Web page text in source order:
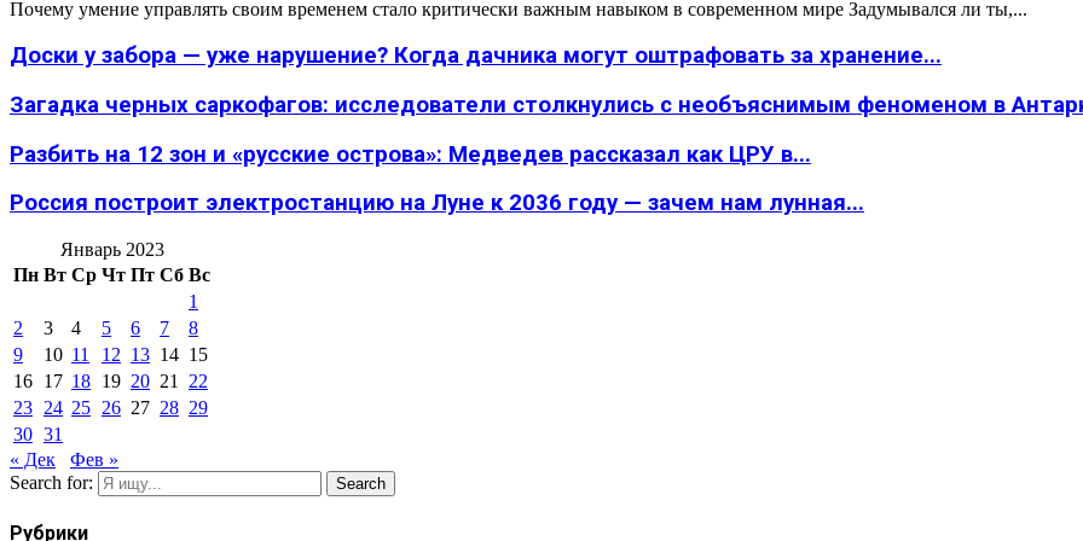
Почему умение управлять своим временем стало критически важным навыком в современном мире Задумывался ли ты,...
Доски у забора — уже нарушение? Когда дачника могут оштрафовать за хранение...
Загадка черных саркофагов: исследователи столкнулись с необъяснимым феноменом в
Разбить на 12 зон и «русские острова»: Медведев рассказал как ЦРУ в...
Россия построит электростанцию на Луне к 2036 году — зачем нам лунная...
Январь 2023
Пн Вт Ср Чт Пт Сб Вс
1
2
3 4 5 6 7
8
9
10 11 12 13 14 15
16 17 18 19 20 21
22
23 24 25 26 27 28 29
30 31
« Дек
Фев »
Search for:
Search
Рубрики